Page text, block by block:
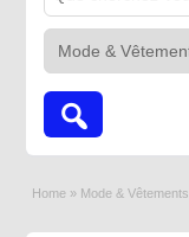
Home » Mode & Vêtements